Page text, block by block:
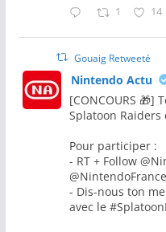
1 14
Gouaig Retweeté
Nintendo Actu
[CONCOURS 🎁]
Splatoon Raiders
Pour participer :
- RT + Follow
@NintendoFrance
- Dis-nous ton
avec le